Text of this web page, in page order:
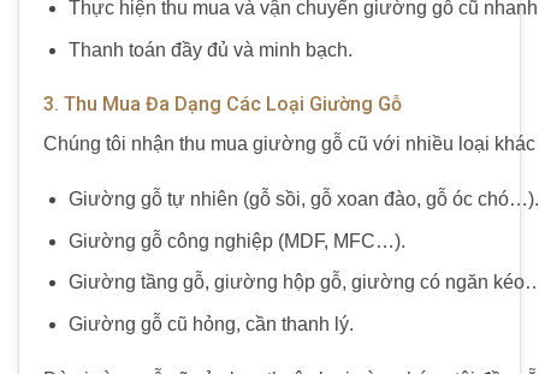
Thực hiện thu mua và vận chuyển giường gỗ cũ
Thanh toán đầy đủ và minh bạch.
3. Thu Mua Đa Dạng Các Loại Giường Gỗ
Chúng tôi nhận thu mua giường gỗ cũ với nhiều loại khác
Giường gỗ tự nhiên (gỗ sồi, gỗ xoan đào, gỗ óc chó…).
Giường gỗ công nghiệp (MDF, MFC…).
Giường tầng gỗ, giường hộp gỗ, giường có ngăn
Giường gỗ cũ hỏng, cần thanh lý.